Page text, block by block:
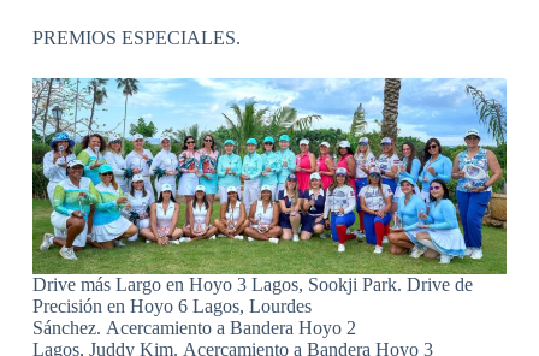
PREMIOS ESPECIALES.
Drive más Largo en Hoyo 3 Lagos, Sookji Park. Drive de
Precisión en Hoyo 6 Lagos, Lourdes
Sánchez. Acercamiento a Bandera Hoyo 2
Lagos, Juddy Kim. Acercamiento a Bandera Hoyo 3